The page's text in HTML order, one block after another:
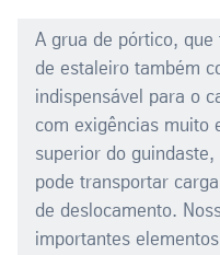
A grua de pórtico,
de estaleiro também
indispensável para o
com exigências muito
superior do
pode transportar
de deslocamento.
importantes